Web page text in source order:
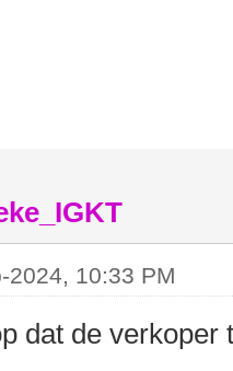
2024, 10:33 PM
dat de